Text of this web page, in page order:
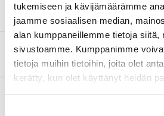
tukemiseen ja kävijämäärämme
jaamme sosiaalisen median,
alan kumppaneillemme tietoja siitä,
sivustoamme. Kumppanimme
tietoja muihin tietoihin, joita olet
kerätty, kun olet käyttänyt heidän
About the manufacturer